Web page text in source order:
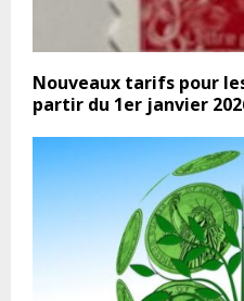
Nouveaux tarifs pour
partir du 1er janvier